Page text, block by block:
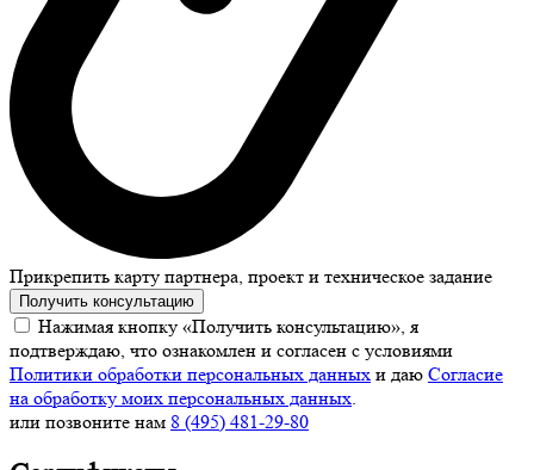
Прикрепить карту партнера, проект и техническое задание
Получить консультацию
Нажимая кнопку «Получить консультацию», я
подтверждаю, что ознакомлен и согласен с условиями
Политики обработки персональных данных и даю Согласие
на обработку моих персональных данных.
или позвоните нам 8 (495) 481-29-80